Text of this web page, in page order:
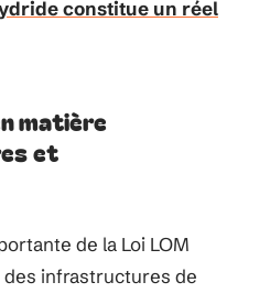
constitue un réel
matière
et
de la Loi LOM
des infrastructures de